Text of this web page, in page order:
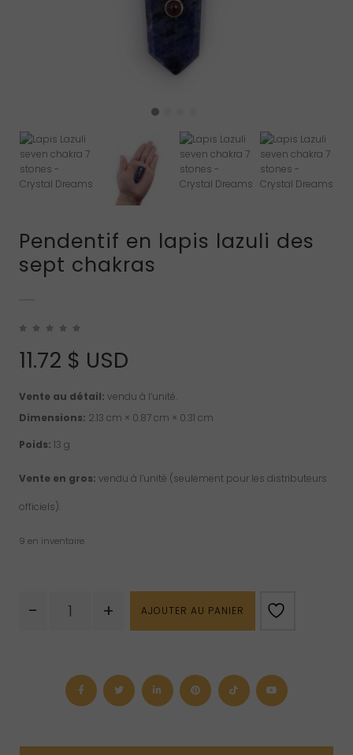
Pendentif en lapis lazuli des
sept chakras
11.72 $ USD
Vente au détail: vendu à l’unité.
Dimensions: 2.13 cm × 0.87 cm × 0.31 cm
Poids: 13 g
Vente en gros: vendu à l’unité (seulement pour les distributeurs
officiels).
9 en inventaire
-
de
+ AJOUTER AU PANIER